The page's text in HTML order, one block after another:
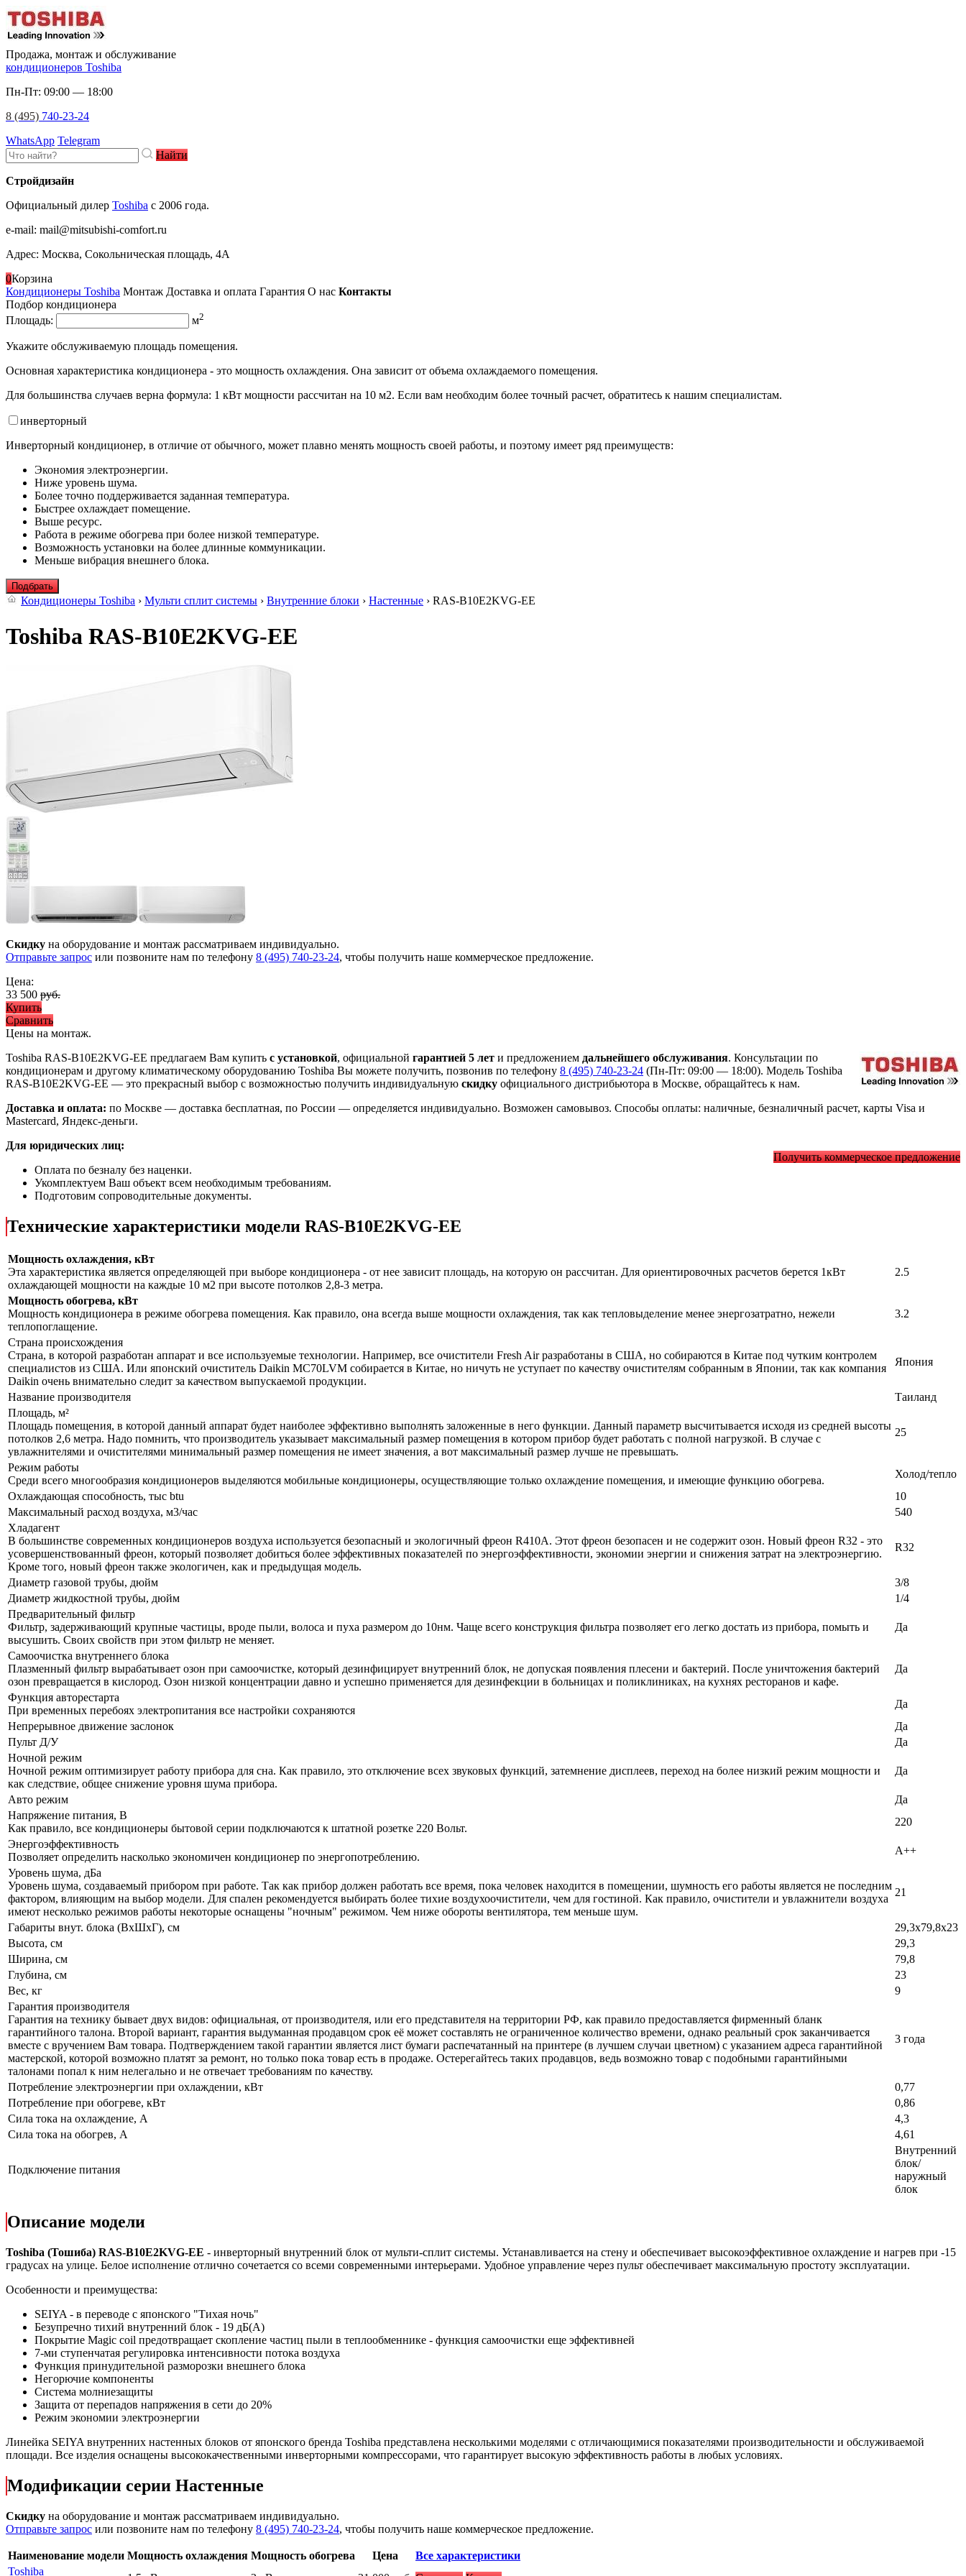
Продажа, монтаж и обслуживание
кондиционеров Toshiba
Пн-Пт: 09:00 — 18:00
8 (495) 740-23-24
WhatsApp Telegram
Найти
Стройдизайн
Официальный дилер Toshiba c 2006 года.
e-mail: mail@mitsubishi-comfort.ru
Адрес: Москва, Сокольническая площадь, 4А
0Корзина
Кондиционеры Toshiba Монтаж Доставка и оплата Гарантия О нас Контакты
Подбор кондиционера
Площадь:
м2
Укажите обслуживаемую площадь помещения.
Основная характеристика кондиционера - это мощность охлаждения. Она зависит от объема охлаждаемого помещения.
Для большинства случаев верна формула: 1 кВт мощности рассчитан на 10 м2. Если вам необходим более точный расчет, обратитесь к нашим специалистам.
инверторный
Инверторный кондиционер, в отличие от обычного, может плавно менять мощность своей работы, и поэтому имеет ряд преимуществ:
Экономия электроэнергии.
Ниже уровень шума.
Более точно поддерживается заданная температура.
Быстрее охлаждает помещение.
Выше ресурс.
Работа в режиме обогрева при более низкой температуре.
Возможность установки на более длинные коммуникации.
Меньше вибрация внешнего блока.
Подбрать
Кондиционеры Toshiba › Мульти сплит системы › Внутренние блоки › Настенные › RAS-B10E2KVG-EE
Toshiba RAS-B10E2KVG-EE
Скидку на оборудование и монтаж рассматриваем индивидуально.
Отправьте запрос или позвоните нам по телефону 8 (495) 740-23-24, чтобы получить наше коммерческое предложение.
Цена:
33 500 руб.
Купить
Сравнить
Цены на монтаж.
Toshiba RAS-B10E2KVG-EE предлагаем Вам купить с установкой, официальной гарантией 5 лет и предложением дальнейшего обслуживания. Консультации по
кондиционерам и другому климатическому оборудованию Toshiba Вы можете получить, позвонив по телефону 8 (495) 740-23-24 (Пн-Пт: 09:00 — 18:00). Модель Toshiba
RAS-B10E2KVG-EE — это прекрасный выбор с возможностью получить индивидуальную скидку официального дистрибьютора в Москве, обращайтесь к нам.
Доставка и оплата: по Москве — доставка бесплатная, по России — определяется индивидуально. Возможен самовывоз. Способы оплаты: наличные, безналичный расчет, карты Visa и
Mastercard, Яндекс-деньги.
Получить коммерческое предложение
Для юридических лиц:
Оплата по безналу без наценки.
Укомплектуем Ваш объект всем необходимым требованиям.
Подготовим сопроводительные документы.
Технические характеристики модели RAS-B10E2KVG-EE
Мощность охлаждения, кВт
Эта характеристика является определяющей при выборе кондиционера - от нее зависит площадь, на которую он рассчитан. Для ориентировочных расчетов берется 1кВт
охлаждающей мощности на каждые 10 м2 при высоте потолков 2,8-3 метра.
2.5
Мощность обогрева, кВт
Мощность кондиционера в режиме обогрева помещения. Как правило, она всегда выше мощности охлаждения, так как тепловыделение менее энергозатратно, нежели
теплопоглащение.
3.2
Страна происхождения
Страна, в которой разработан аппарат и все используемые технологии. Например, все очистители Fresh Air разработаны в США, но собираются в Китае под чутким контролем
специалистов из США. Или японский очиститель Daikin MC70LVM собирается в Китае, но ничуть не уступает по качеству очистителям собранным в Японии, так как компания
Daikin очень внимательно следит за качеством выпускаемой продукции.
Япония
Название производителя
Таиланд
Площадь, м²
Площадь помещения, в которой данный аппарат будет наиболее эффективно выполнять заложенные в него функции. Данный параметр высчитывается исходя из средней высоты
потолков 2,6 метра. Надо помнить, что производитель указывает максимальный размер помещения в котором прибор будет работать с полной нагрузкой. В случае с
увлажнителями и очистителями минимальный размер помещения не имеет значения, а вот максимальный размер лучше не превышать.
25
Режим работы
Среди всего многообразия кондиционеров выделяются мобильные кондиционеры, осуществляющие только охлаждение помещения, и имеющие функцию обогрева.
Холод/тепло
Охлаждающая способность, тыс btu
10
Максимальный расход воздуха, м3/час
540
Хладагент
В большинстве современных кондиционеров воздуха используется безопасный и экологичный фреон R410A. Этот фреон безопасен и не содержит озон. Новый фреон R32 - это
усовершенствованный фреон, который позволяет добиться более эффективных показателей по энергоэффективности, экономии энергии и снижения затрат на электроэнергию.
Кроме того, новый фреон также экологичен, как и предыдущая модель.
R32
Диаметр газовой трубы, дюйм
3/8
Диаметр жидкостной трубы, дюйм
1/4
Предварительный фильтр
Фильтр, задерживающий крупные частицы, вроде пыли, волоса и пуха размером до 10нм. Чаще всего конструкция фильтра позволяет его легко достать из прибора, помыть и
высушить. Своих свойств при этом фильтр не меняет.
Да
Самоочистка внутреннего блока
Плазменный фильтр вырабатывает озон при самоочистке, который дезинфицирует внутренний блок, не допуская появления плесени и бактерий. После уничтожения бактерий
озон превращается в кислород. Озон низкой концентрации давно и успешно применяется для дезинфекции в больницах и поликлиниках, на кухнях ресторанов и кафе.
Да
Функция авторестарта
При временных перебоях электропитания все настройки сохраняются
Да
Непрерывное движение заслонок
Да
Пульт Д/У
Да
Ночной режим
Ночной режим оптимизирует работу прибора для сна. Как правило, это отключение всех звуковых функций, затемнение дисплеев, переход на более низкий режим мощности и
как следствие, общее снижение уровня шума прибора.
Да
Авто режим
Да
Напряжение питания, В
Как правило, все кондиционеры бытовой серии подключаются к штатной розетке 220 Вольт.
220
Энергоэффективность
Позволяет определить насколько экономичен кондиционер по энергопотреблению.
A++
Уровень шума, дБа
Уровень шума, создаваемый прибором при работе. Так как прибор должен работать все время, пока человек находится в помещении, шумность его работы является не последним
фактором, влияющим на выбор модели. Для спален рекомендуется выбирать более тихие воздухоочистители, чем для гостиной. Как правило, очистители и увлажнители воздуха
имеют несколько режимов работы некоторые оснащены "ночным" режимом. Чем ниже обороты вентилятора, тем меньше шум.
21
Габариты внут. блока (ВхШхГ), см
29,3x79,8x23
Высота, см
29,3
Ширина, см
79,8
Глубина, см
23
Вес, кг
9
Гарантия производителя
Гарантия на технику бывает двух видов: официальная, от производителя, или его представителя на территории РФ, как правило предоставляется фирменный бланк
гарантийного талона. Второй вариант, гарантия выдуманная продавцом срок её может составлять не ограниченное количество времени, однако реальный срок заканчивается
вместе с вручением Вам товара. Подтверждением такой гарантии является лист бумаги распечатанный на принтере (в лучшем случаи цветном) с указанием адреса гарантийной
мастерской, которой возможно платят за ремонт, но только пока товар есть в продаже. Остерегайтесь таких продавцов, ведь возможно товар с подобными гарантийными
талонами попал к ним нелегально и не отвечает требованиям по качеству.
3 года
Потребление электроэнергии при охлаждении, кВт
0,77
Потребление при обогреве, кВт
0,86
Сила тока на охлаждение, А
4,3
Сила тока на обогрев, А
4,61
Подключение питания
Внутренний
блок/
наружный
блок
Описание модели
Toshiba (Тошиба) RAS-B10E2KVG-EE - инверторный внутренний блок от мульти-сплит системы. Устанавливается на стену и обеспечивает высокоэффективное охлаждение и нагрев при -15
градусах на улице. Белое исполнение отлично сочетается со всеми современными интерьерами. Удобное управление через пульт обеспечивает максимальную простоту эксплуатации.
Особенности и преимущества:
SEIYA - в переводе с японского "Тихая ночь"
Безупречно тихий внутренний блок - 19 дБ(А)
Покрытие Magic coil предотвращает скопление частиц пыли в теплообменнике - функция самоочистки еще эффективней
7-ми ступенчатая регулировка интенсивности потока воздуха
Функция принудительной разморозки внешнего блока
Негорючие компоненты
Система молниезащиты
Защита от перепадов напряжения в сети до 20%
Режим экономии электроэнергии
Линейка SEIYA внутренних настенных блоков от японского бренда Toshiba представлена несколькими моделями с отличающимися показателями производительности и обслуживаемой
площади. Все изделия оснащены высококачественными инверторными компрессорами, что гарантирует высокую эффективность работы в любых условиях.
Модификации серии Настенные
Скидку на оборудование и монтаж рассматриваем индивидуально.
Отправьте запрос или позвоните нам по телефону 8 (495) 740-23-24, чтобы получить наше коммерческое предложение.
Наименование модели Мощность охлаждения Мощность обогрева Цена
Все характеристики
Toshiba